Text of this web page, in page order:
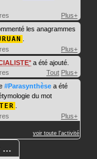
Plus+
les anagrammes
Plus+
a été ajouté.
Tout Plus+
#Parasynthèse a été
du mot
Plus+
voir toute l'activité
…